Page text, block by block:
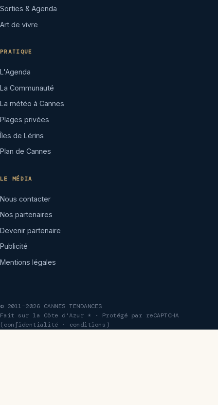
Sorties & Agenda
Art de vivre
PRATIQUE
L'Agenda
La Communauté
La météo à Cannes
Plages privées
Îles de Lérins
Plan de Cannes
LE MÉDIA
Nous contacter
Nos partenaires
Devenir partenaire
Publicité
Mentions légales
© 2011–2026 CANNES TENDANCES
Fait sur la Côte d'Azur ☀ · Protégé par reCAPTCHA
( confidentialité · conditions )